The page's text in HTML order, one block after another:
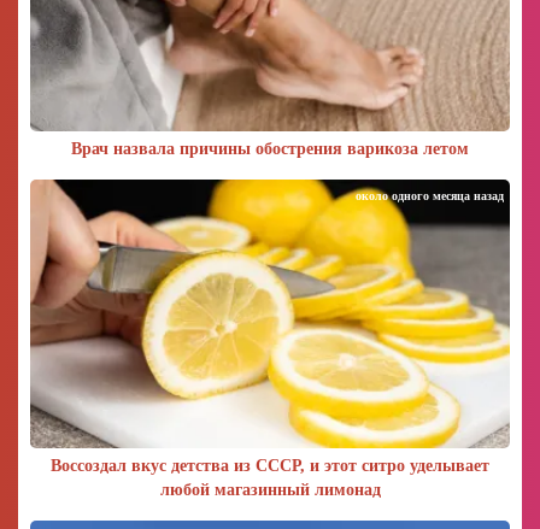
Врач назвала причины обострения варикоза летом
Воссоздал вкус детства из СССР, и этот ситро уделывает
любой магазинный лимонад
около одного месяца назад